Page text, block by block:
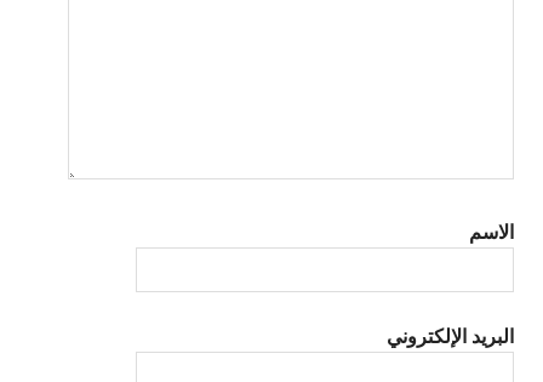
الاسم
البريد الإلكتروني